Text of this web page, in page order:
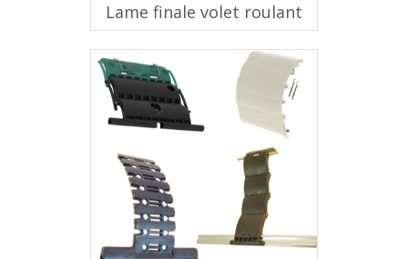
Lame finale volet roulant